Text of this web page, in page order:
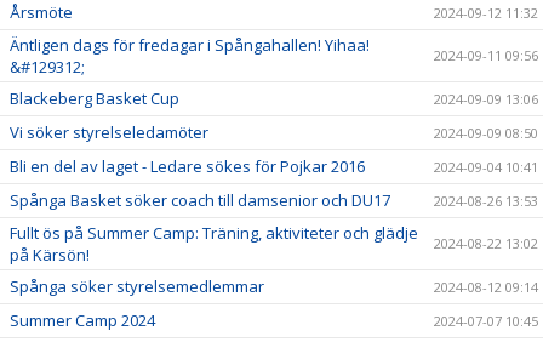
Årsmöte 2024-09-12 11:32
Äntligen dags för fredagar i Spångahallen! Yihaa!
&#129312;
2024-09-11 09:56
Blackeberg Basket Cup 2024-09-09 13:06
Vi söker styrelseledamöter 2024-09-09 08:50
Bli en del av laget - Ledare sökes för Pojkar 2016 2024-09-04 10:41
Spånga Basket söker coach till damsenior och DU17 2024-08-26 13:53
Fullt ös på Summer Camp: Träning, aktiviteter och glädje
på Kärsön!
2024-08-22 13:02
Spånga söker styrelsemedlemmar 2024-08-12 09:14
Summer Camp 2024 2024-07-07 10:45